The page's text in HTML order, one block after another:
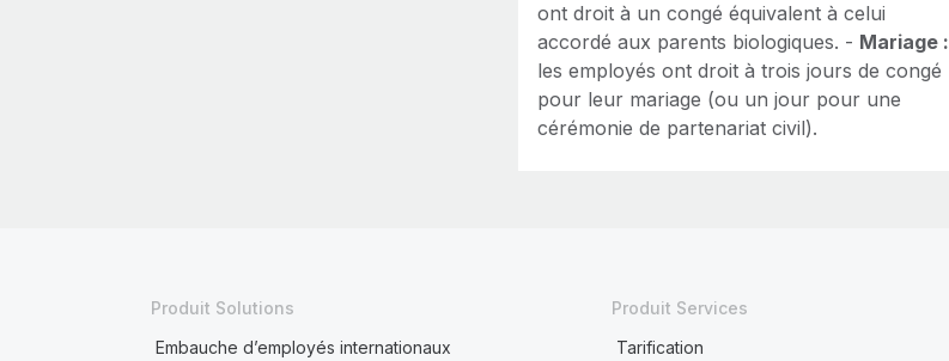
ont droit à un congé équivalent à celui
accordé aux parents biologiques. - Mariage :
les employés ont droit à trois jours de congé
pour leur mariage (ou un jour pour une
cérémonie de partenariat civil).
Produit Solutions
Embauche d’employés internationaux
Produit Services
Tarification